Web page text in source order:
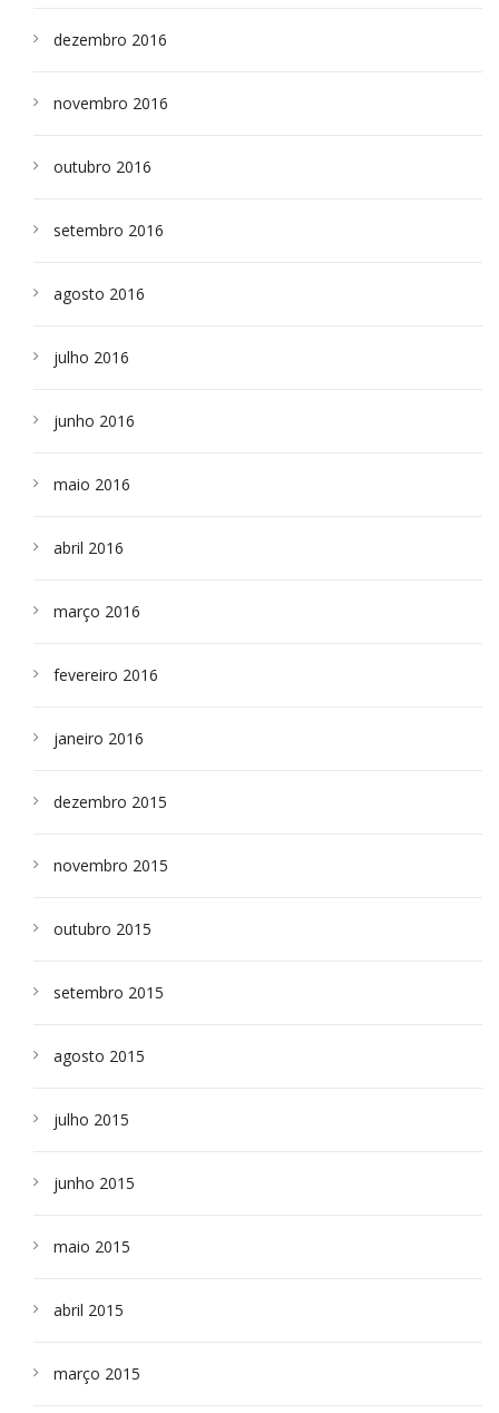
dezembro 2016
novembro 2016
outubro 2016
setembro 2016
agosto 2016
julho 2016
junho 2016
maio 2016
abril 2016
março 2016
fevereiro 2016
janeiro 2016
dezembro 2015
novembro 2015
outubro 2015
setembro 2015
agosto 2015
julho 2015
junho 2015
maio 2015
abril 2015
março 2015